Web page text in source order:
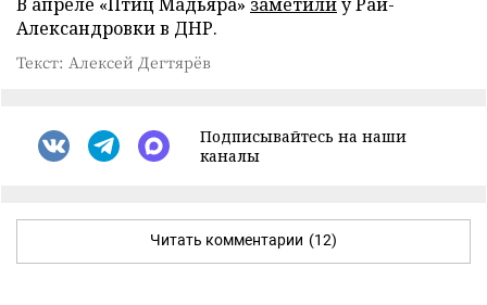
Александровки в ДНР.
Текст: Алексей Дегтярёв
Подписывайтесь на наши
каналы
Читать комментарии (12)